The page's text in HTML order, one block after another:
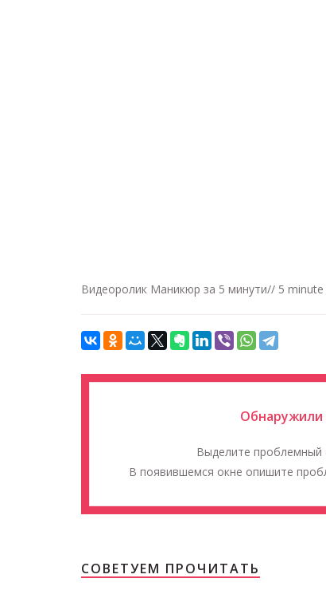
Видеоролик Маникюр за 5 минути// 5
Обнаружили
Выделите проблемный
В появившемся окне опишите
СОВЕТУЕМ ПРОЧИТАТЬ